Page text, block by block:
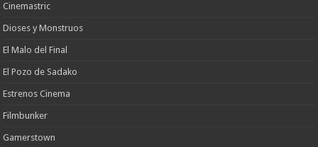
Cinemastric
Dioses y Monstruos
El Malo del Final
El Pozo de Sadako
Estrenos Cinema
Filmbunker
Gamerstown